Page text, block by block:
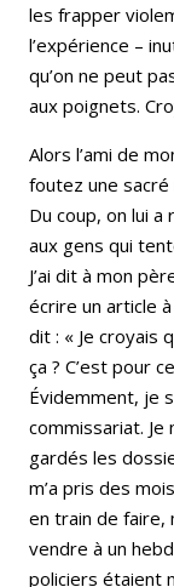
les frapper
l’expérience –
qu’on ne peut
aux poignets.
Alors l’ami de
foutez une
Du coup, on lui
aux gens qui
J’ai dit à mon
écrire un article
dit : « Je croyais
ça ? C’est pour
Évidemment, je
commissariat.
gardés les
m’a pris des
en train de faire,
vendre à un
policiers étaient